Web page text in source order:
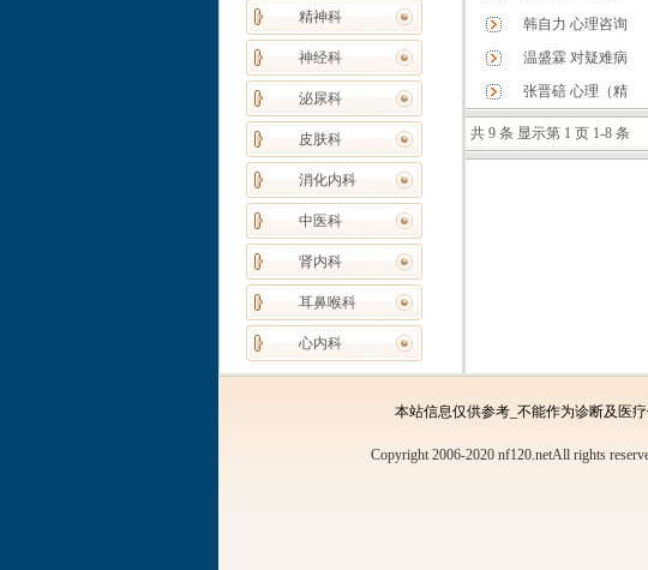
精神科
神经科
泌尿科
皮肤科
消化内科
中医科
肾内科
耳鼻喉科
心内科
韩自力 心理咨询
温盛霖 对疑难病
张晋碚 心理（精
共 9 条 显示第 1 页 1-8 条
本站信息仅供参考_不能作为诊断及医
Copyright 2006-2020 nf120.netAll rights